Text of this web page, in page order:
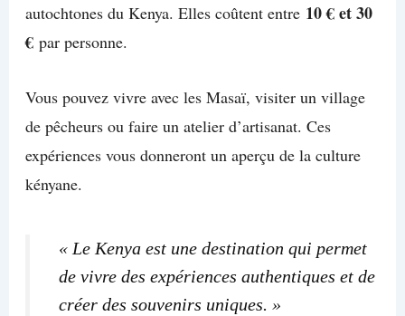
autochtones du Kenya. Elles coûtent entre 10 € et 30
€par personne.
Vous pouvez vivre avec les Masaï, visiter un village
de pêcheurs ou faire un atelier d’artisanat. Ces
expériences vous donneront un aperçu de la culture
kényane.
« Le Kenya est une destination qui permet
de vivre des expériences authentiques et de
créer des souvenirs uniques. »